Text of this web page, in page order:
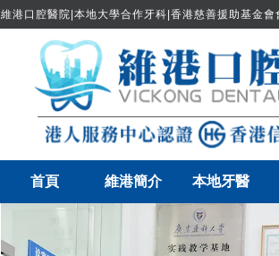
維港口腔醫院|本地大學合作牙科|香港慈善援助基金
首頁 維港簡介 本地牙醫